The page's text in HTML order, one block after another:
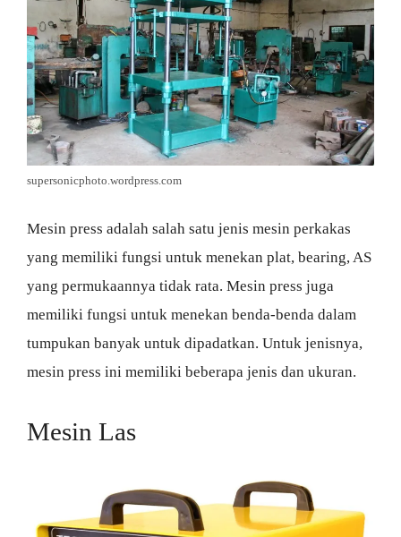
supersonicphoto.wordpress.com
Mesin press adalah salah satu jenis mesin perkakas
yang memiliki fungsi untuk menekan plat, bearing, AS
yang permukaannya tidak rata. Mesin press juga
memiliki fungsi untuk menekan benda-benda dalam
tumpukan banyak untuk dipadatkan. Untuk jenisnya,
mesin press ini memiliki beberapa jenis dan ukuran.
Mesin Las